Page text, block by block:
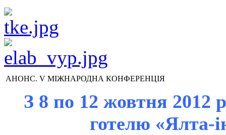
АНОНС. V МІЖНАРОДНА КОНФЕРЕНЦІЯ
З 8 по 12 жовтня 2012
готелю «Ялта-